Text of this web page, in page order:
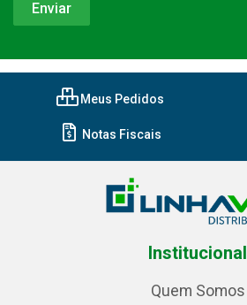
Meus Pedidos
Notas Fiscais
Institucional
Quem Somos